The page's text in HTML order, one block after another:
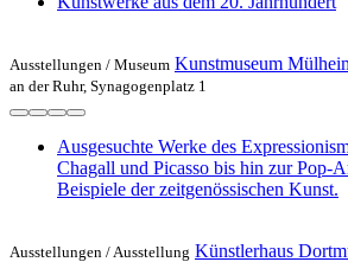
Ausstellungen / Museum Kunstmuseum
an der Ruhr, Synagogenplatz 1
Ausgesuchte Werke des
Chagall und Picasso bis hin zur Pop-
Beispiele der zeitgenössischen Kunst.
Ausstellungen / Ausstellung Künstlerhaus